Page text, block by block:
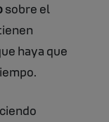
sobre el
haya que